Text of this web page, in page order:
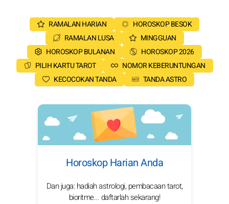
RAMALAN HARIAN
HOROSKOP BESOK
RAMALAN LUSA
MINGGUAN
HOROSKOP BULANAN
HOROSKOP 2026
PILIH KARTU TAROT
NOMOR KEBERUNTUNGAN
KECOCOKAN TANDA
TANDA ASTRO
Horoskop Harian Anda
Dan juga: hadiah astrologi, pembacaan tarot,
bioritme... daftarlah sekarang!